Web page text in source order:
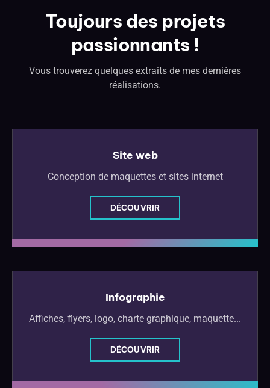
Toujours des projets
passionnants !
Vous trouverez quelques extraits de mes dernières
réalisations.
Site web
Conception de maquettes et sites internet
DÉCOUVRIR
Infographie
Affiches, flyers, logo, charte graphique, maquette...
DÉCOUVRIR